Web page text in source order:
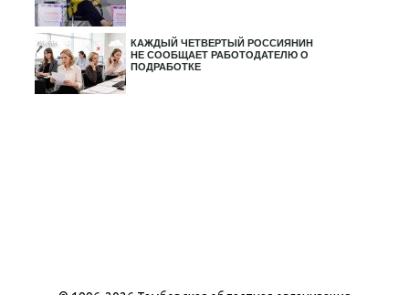
КАЖДЫЙ ЧЕТВЕРТЫЙ РОССИЯНИН
НЕ СООБЩАЕТ РАБОТОДАТЕЛЮ О
ПОДРАБОТКЕ